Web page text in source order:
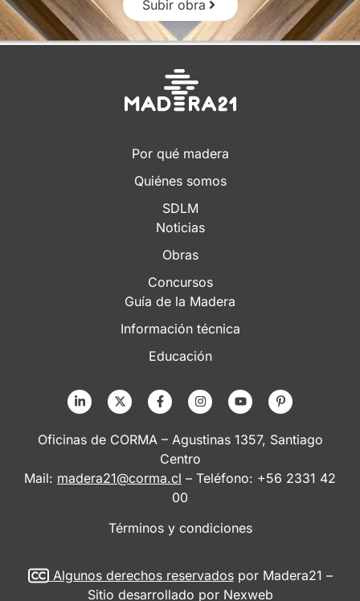
Subir obra
Por qué madera
Quiénes somos
SDLM
Noticias
Obras
Concursos
Guía de la Madera
Información técnica
Educación
Oficinas de CORMA – Agustinas 1357, Santiago
Centro
Mail: madera21@corma.cl – Teléfono: +56 2331 42
00
Términos y condiciones
Algunos derechos reservadospor Madera21 –
Sitio desarrollado por Nexweb